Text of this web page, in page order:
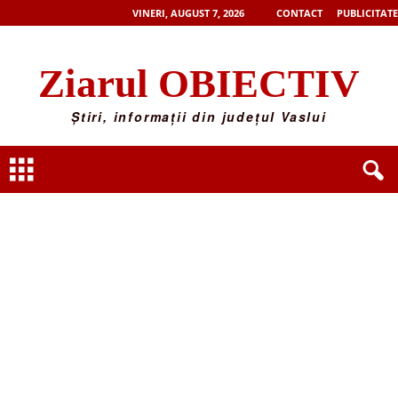
VINERI, AUGUST 7, 2026 CONTACT PUBLICITATE
Ziarul OBIECTIV
Știri, informații din județul Vaslui